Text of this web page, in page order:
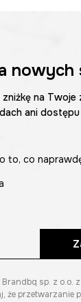
nowych
na Twoje
ani
to, co
sp. z o.o. z
że